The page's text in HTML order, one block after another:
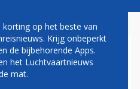
VNV WIL
op het beste van
Krijg onbeperkt
de bijbehorende Apps.
het Luchtvaartnieuws
mat.